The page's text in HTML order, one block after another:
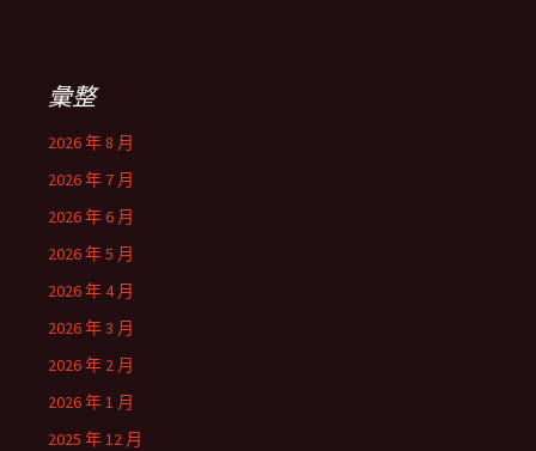
彙整
2026 年 8 月
2026 年 7 月
2026 年 6 月
2026 年 5 月
2026 年 4 月
2026 年 3 月
2026 年 2 月
2026 年 1 月
2025 年 12 月